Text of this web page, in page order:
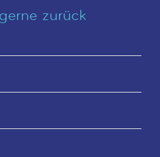
zurück